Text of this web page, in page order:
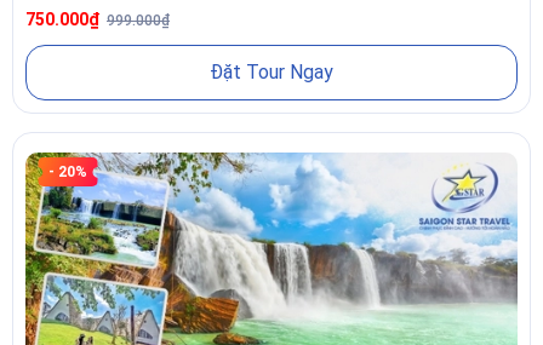
750.000₫ 999.000₫
Đặt Tour Ngay
- 20%